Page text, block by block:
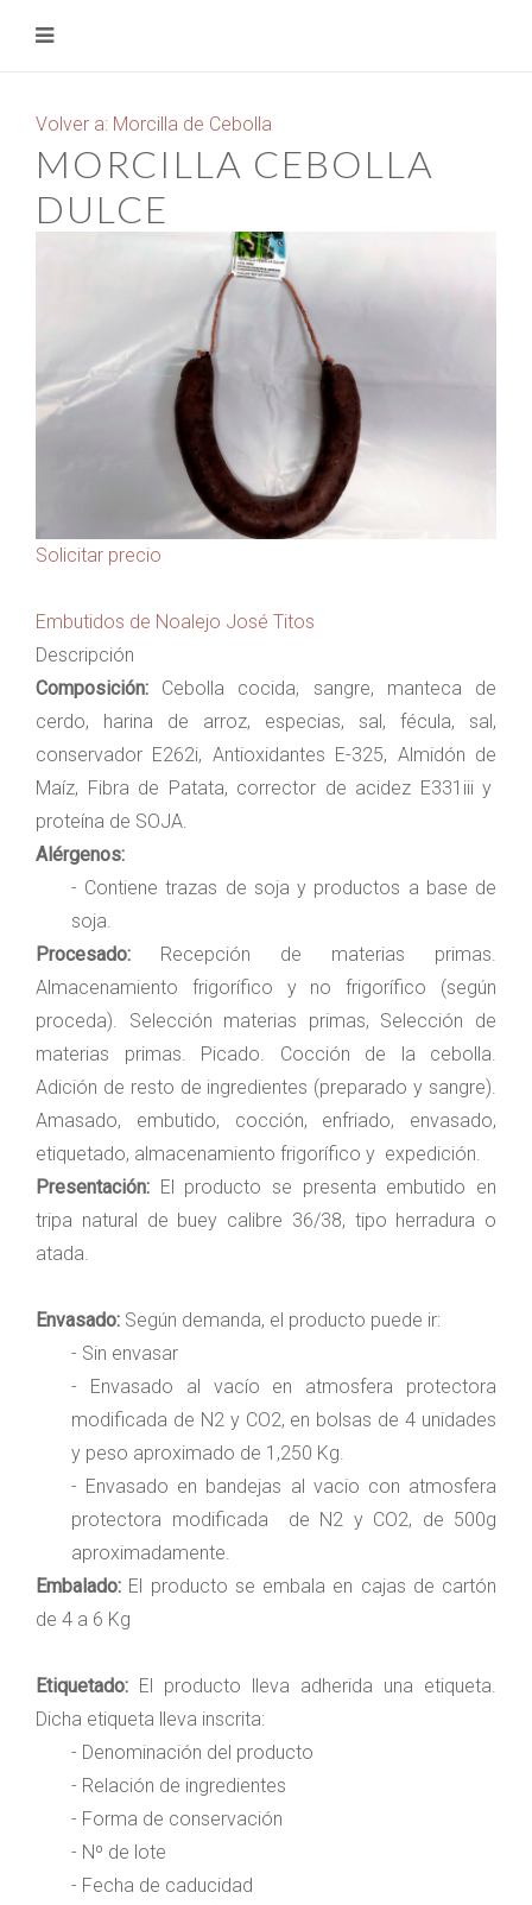
Volver a: Morcilla de Cebolla
MORCILLA CEBOLLA
DULCE
Solicitar precio
Embutidos de Noalejo José Titos
Descripción
Composición: Cebolla cocida, sangre, manteca de
cerdo, harina de arroz, especias, sal, fécula, sal,
conservador E262i, Antioxidantes E-325, Almidón de
Maíz, Fibra de Patata, corrector de acidez E331iii y
proteína de SOJA.
Alérgenos:
- Contiene trazas de soja y productos a base de
soja.
Procesado: Recepción de materias primas.
Almacenamiento frigorífico y no frigorífico (según
proceda). Selección materias primas, Selección de
materias primas. Picado. Cocción de la cebolla.
Adición de resto de ingredientes (preparado y sangre).
Amasado, embutido, cocción, enfriado, envasado,
etiquetado, almacenamiento frigorífico y expedición.
Presentación: El producto se presenta embutido en
tripa natural de buey calibre 36/38, tipo herradura o
atada.
Envasado: Según demanda, el producto puede ir:
- Sin envasar
- Envasado al vacío en atmosfera protectora
modificada de N2 y CO2, en bolsas de 4 unidades
y peso aproximado de 1,250 Kg.
- Envasado en bandejas al vacio con atmosfera
protectora modificada de N2 y CO2, de 500g
aproximadamente.
Embalado: El producto se embala en cajas de cartón
de 4 a 6 Kg
Etiquetado: El producto lleva adherida una etiqueta.
Dicha etiqueta lleva inscrita:
- Denominación del producto
- Relación de ingredientes
- Forma de conservación
- Nº de lote
- Fecha de caducidad